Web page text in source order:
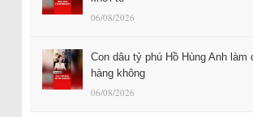
06/08/2026
Con dâu tỷ phú Hồ Hùng Anh làm
hàng không
06/08/2026